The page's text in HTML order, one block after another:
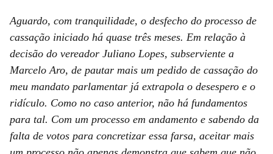
Aguardo, com tranquilidade, o desfecho do processo de
cassação iniciado há quase três meses. Em relação à
decisão do vereador Juliano Lopes, subserviente a
Marcelo Aro, de pautar mais um pedido de cassação do
meu mandato parlamentar já extrapola o desespero e o
ridículo. Como no caso anterior, não há fundamentos
para tal. Com um processo em andamento e sabendo da
falta de votos para concretizar essa farsa, aceitar mais